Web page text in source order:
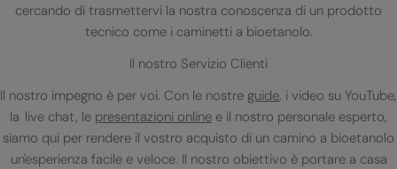
cercando di trasmettervi la nostra conoscenza di un prodotto
tecnico come i caminetti a bioetanolo.
Il nostro Servizio Clienti
Il nostro impegno è per voi. Con le nostre guide, i video su YouTube,
la live chat, le presentazioni online e il nostro personale esperto,
siamo qui per rendere il vostro acquisto di un camino a bioetanolo
un'esperienza facile e veloce. Il nostro obiettivo è portare a casa